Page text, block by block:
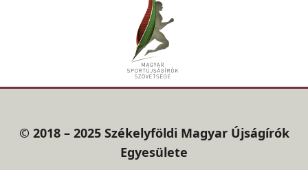
© 2018 – 2025 Székelyföldi Magyar Újságírók
Egyesülete